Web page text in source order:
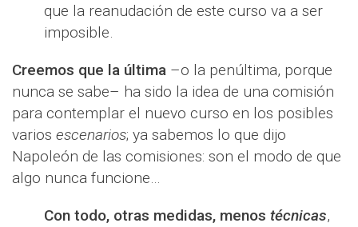
que la reanudación de este curso va a ser
imposible.
Creemos que la última –o la penúltima, porque
nunca se sabe– ha sido la idea de una comisión
para contemplar el nuevo curso en los posibles
varios escenarios; ya sabemos lo que dijo
Napoleón de las comisiones: son el modo de que
algo nunca funcione…
Con todo, otras medidas, menos técnicas,